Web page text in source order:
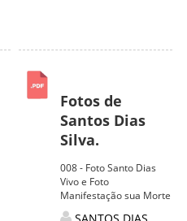
Fotos de
Santos Dias
Silva.
008 - Foto Santo Dias
Vivo e Foto
Manifestação sua Morte